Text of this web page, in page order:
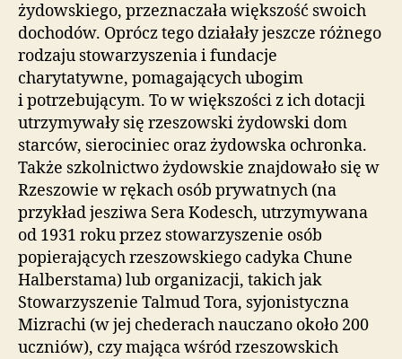
żydowskiego, przeznaczała większość swoich
dochodów. Oprócz tego działały jeszcze różnego
rodzaju stowarzyszenia i fundacje
charytatywne, pomagających ubogim
i potrzebującym. To w większości z ich dotacji
utrzymywały się rzeszowski żydowski dom
starców, sierociniec oraz żydowska ochronka.
Także szkolnictwo żydowskie znajdowało się w
Rzeszowie w rękach osób prywatnych (na
przykład jesziwa Sera Kodesch, utrzymywana
od 1931 roku przez stowarzyszenie osób
popierających rzeszowskiego cadyka Chune
Halberstama) lub organizacji, takich jak
Stowarzyszenie Talmud Tora, syjonistyczna
Mizrachi (w jej chederach nauczano około 200
uczniów), czy mająca wśród rzeszowskich